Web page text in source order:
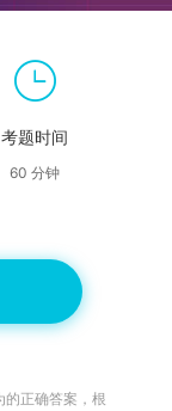
考题时间
60 分钟
的正确答案，根